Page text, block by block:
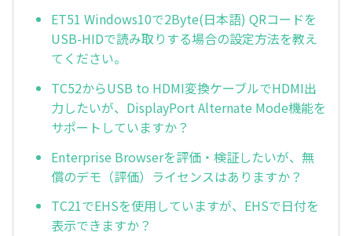
ET51 Windows10で2Byte(日本語) QRコードを
USB-HIDで読み取りする場合の設定方法を教え
てください。
TC52からUSB to HDMI変換ケーブルでHDMI出
力したいが、DisplayPort Alternate Mode機能を
サポートしていますか？
Enterprise Browserを評価・検証したいが、無
償のデモ（評価）ライセンスはありますか？
TC21でEHSを使用していますが、EHSで日付を
表示できますか？